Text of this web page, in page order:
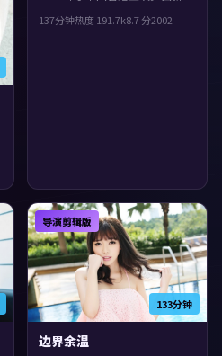
菜奈等主演。配乐与声场强化了
137分钟热度 191.7k8.7分2002
133分钟
导演剪辑版
边界余温